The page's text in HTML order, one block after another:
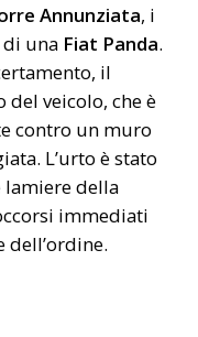
Annunziata, i
di una Fiat Panda.
il
veicolo, che è
contro un muro
L’urto è stato
lamiere della
immediati
dell’ordine.